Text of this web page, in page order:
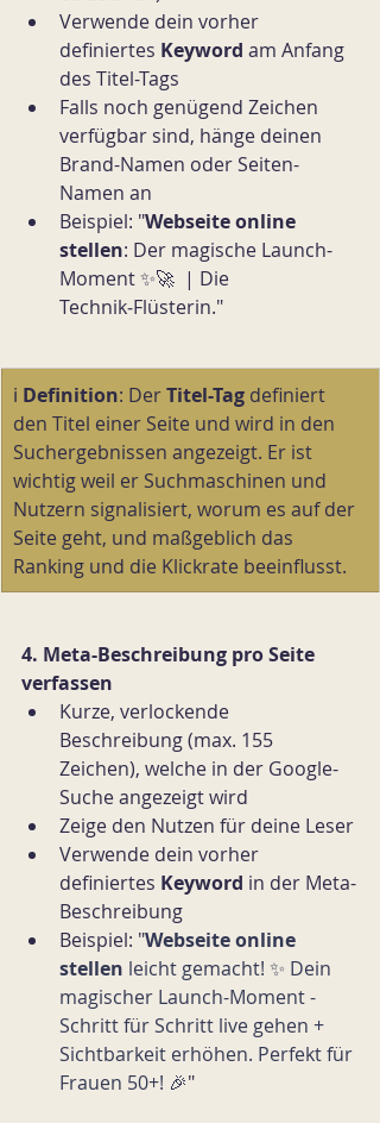
Verwende dein vorher
definiertes Keyword am Anfang
des Titel-Tags
Falls noch genügend Zeichen
verfügbar sind, hänge deinen
Brand-Namen oder Seiten-
Namen an
Beispiel: "Webseite online
stellen: Der magische Launch-
Moment ✨🚀  | Die
Technik‑Flüsterin."
ℹ️ Definition: Der Titel-Tag definiert
den Titel einer Seite und wird in den
Suchergebnissen angezeigt. Er ist
wichtig weil er Suchmaschinen und
Nutzern signalisiert, worum es auf der
Seite geht, und maßgeblich das
Ranking und die Klickrate beeinflusst.
4. Meta-Beschreibung pro Seite
verfassen
Kurze, verlockende
Beschreibung (max. 155
Zeichen), welche in der Google-
Suche angezeigt wird
Zeige den Nutzen für deine Leser
Verwende dein vorher
definiertes Keyword in der Meta-
Beschreibung
Beispiel: "Webseite online
stellen leicht gemacht! ✨ Dein
magischer Launch-Moment -
Schritt für Schritt live gehen +
Sichtbarkeit erhöhen. Perfekt für
Frauen 50+! 🎉"